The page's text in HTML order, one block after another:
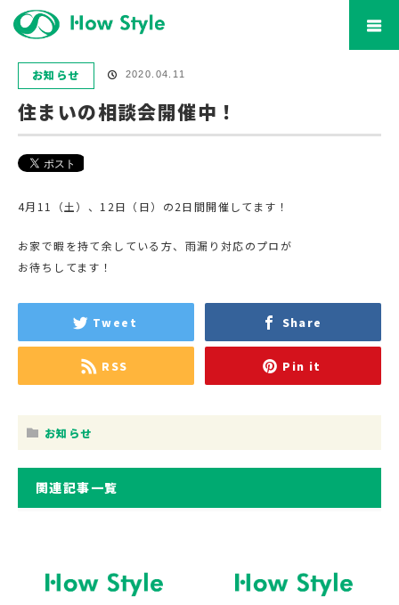
ホーム
ブログ
お知らせ
お知らせ 2020.04.11
住まいの相談会開催中！
4月11（土）、12日（日）の2日間開催してます！
お家で暇を持て余している方、雨漏り対応のプロが
お待ちしてます！
Tweet Share
RSS Pin it
お知らせ
関連記事一覧